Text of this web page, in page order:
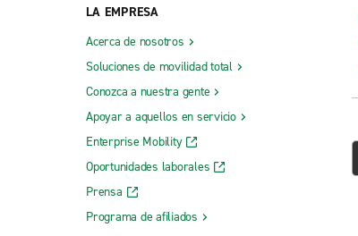
LA EMPRESA
Acerca de nosotros
Soluciones de movilidad total
Conozca a nuestra gente
Apoyar a aquellos en servicio
Enterprise Mobility
Oportunidades laborales
Prensa
Programa de afiliados